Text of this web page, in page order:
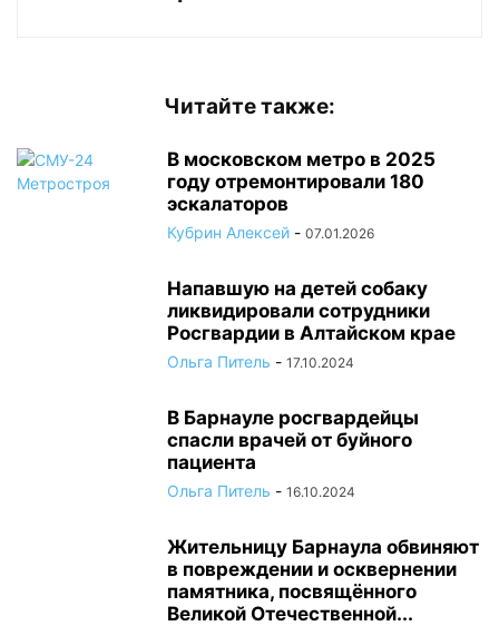
Читайте также:
В московском метро в 2025
году отремонтировали 180
эскалаторов
Кубрин Алексей - 07.01.2026
Напавшую на детей собаку
ликвидировали сотрудники
Росгвардии в Алтайском крае
Ольга Питель - 17.10.2024
В Барнауле росгвардейцы
спасли врачей от буйного
пациента
Ольга Питель - 16.10.2024
Жительницу Барнаула обвиняют
в повреждении и осквернении
памятника, посвящённого
Великой Отечественной...